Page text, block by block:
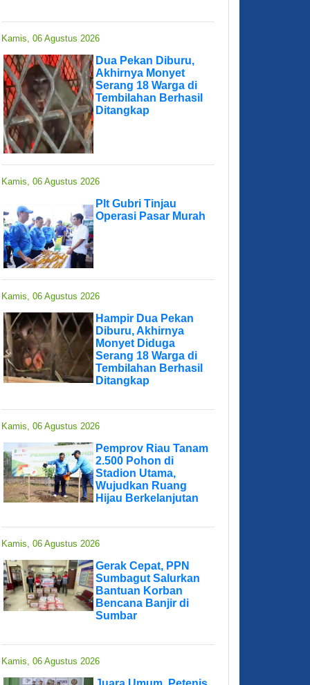
Kamis, 06 Agustus 2026
Dua Pekan Diburu,
Akhirnya Monyet
Serang 18 Warga di
Tembilahan Berhasil
Ditangkap
Kamis, 06 Agustus 2026
Plt Gubri Tinjau
Operasi Pasar Murah
Kamis, 06 Agustus 2026
Hampir Dua Pekan
Diburu, Akhirnya
Monyet Diduga
Serang 18 Warga di
Tembilahan Berhasil
Ditangkap
Kamis, 06 Agustus 2026
Pemprov Riau Tanam
2.500 Pohon di
Stadion Utama,
Wujudkan Ruang
Hijau Berkelanjutan
Kamis, 06 Agustus 2026
Gerak Cepat, PPN
Sumbagut Salurkan
Bantuan Korban
Bencana Banjir di
Sumbar
Kamis, 06 Agustus 2026